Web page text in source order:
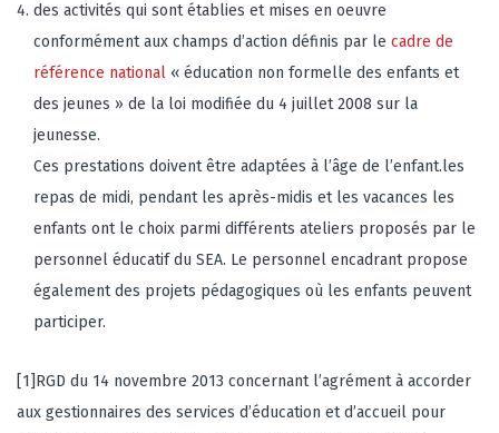
des activités qui sont établies et mises en oeuvre
conformément aux champs d’action définis par le cadre de
référence national « éducation non formelle des enfants et
des jeunes » de la loi modifiée du 4 juillet 2008 sur la
jeunesse.
Ces prestations doivent être adaptées à l’âge de l’enfant.les
repas de midi, pendant les après-midis et les vacances les
enfants ont le choix parmi différents ateliers proposés par le
personnel éducatif du SEA. Le personnel encadrant propose
également des projets pédagogiques où les enfants peuvent
participer.
[1]RGD du 14 novembre 2013 concernant l’agrément à accorder
aux gestionnaires des services d’éducation et d’accueil pour